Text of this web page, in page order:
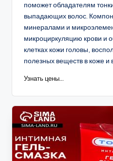
поможет обладателям
выпадающих волос.
минералами и
микроциркуляцию крови и
клетках кожи головы,
полезных веществ в коже и
Узнать цены...